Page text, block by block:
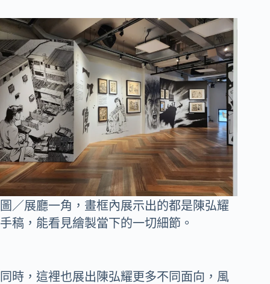
圖／展廳一角，畫框內展示出的都是陳弘耀
手稿，能看見繪製當下的一切細節。
同時，這裡也展出陳弘耀更多不同面向，風